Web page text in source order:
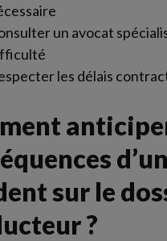
un avocat
les délais
d’un
sur le
?